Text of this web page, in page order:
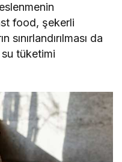
food, şekerli
da
su tüketimi